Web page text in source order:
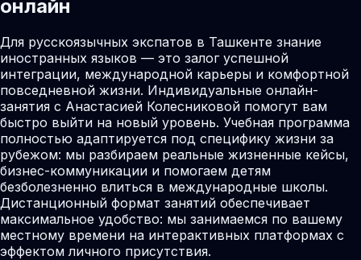
онлайн
Для русскоязычных экспатов в Ташкенте знание
иностранных языков — это залог успешной
интеграции, международной карьеры и комфортной
повседневной жизни. Индивидуальные онлайн-
занятия с Анастасией Колесниковой помогут вам
быстро выйти на новый уровень. Учебная программа
полностью адаптируется под специфику жизни за
рубежом: мы разбираем реальные жизненные кейсы,
бизнес-коммуникации и помогаем детям
безболезненно влиться в международные школы.
Дистанционный формат занятий обеспечивает
максимальное удобство: мы занимаемся по вашему
местному времени на интерактивных платформах с
эффектом личного присутствия.